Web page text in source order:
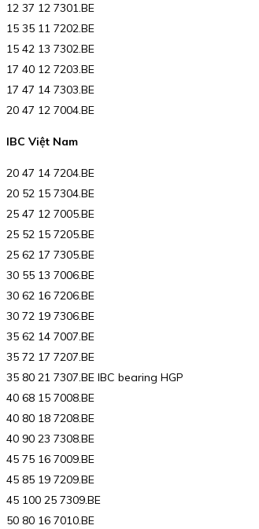
12 37 12 7301.BE
15 35 11 7202.BE
15 42 13 7302.BE
17 40 12 7203.BE
17 47 14 7303.BE
20 47 12 7004.BE
IBC Việt Nam
20 47 14 7204.BE
20 52 15 7304.BE
25 47 12 7005.BE
25 52 15 7205.BE
25 62 17 7305.BE
30 55 13 7006.BE
30 62 16 7206.BE
30 72 19 7306.BE
35 62 14 7007.BE
35 72 17 7207.BE
35 80 21 7307.BE IBC bearing HGP
40 68 15 7008.BE
40 80 18 7208.BE
40 90 23 7308.BE
45 75 16 7009.BE
45 85 19 7209.BE
45 100 25 7309.BE
50 80 16 7010.BE